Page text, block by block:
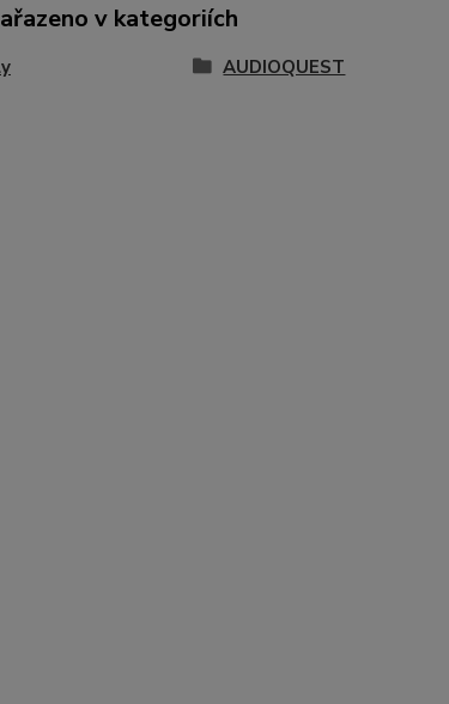
v kategoriích
AUDIOQUEST